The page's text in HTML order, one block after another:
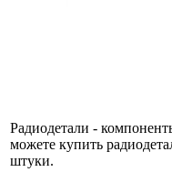
Радиодетали -
можете купить
штуки.